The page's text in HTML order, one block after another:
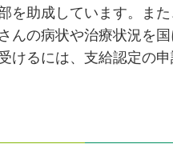
を助成しています。ま
んの病状や治療状況を国
けるには、支給認定の